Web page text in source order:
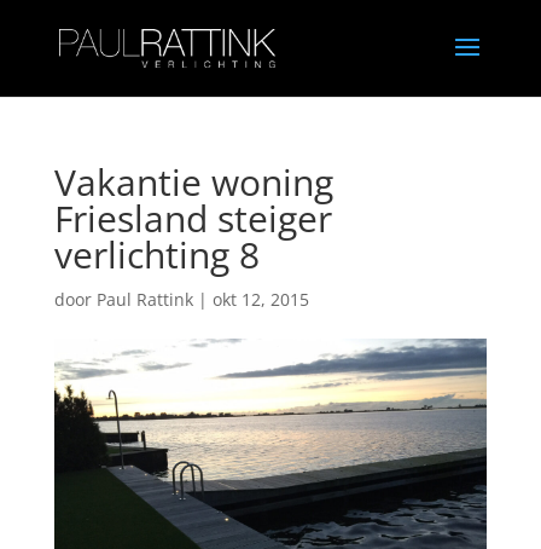
Vakantie woning
Friesland steiger
verlichting 8
door Paul Rattink| okt 12, 2015